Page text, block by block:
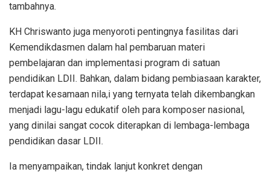
tambahnya.
KH Chriswanto juga menyoroti pentingnya fasilitas dari
Kemendikdasmen dalam hal pembaruan materi
pembelajaran dan implementasi program di satuan
pendidikan LDII. Bahkan, dalam bidang pembiasaan karakter,
terdapat kesamaan nila,i yang ternyata telah dikembangkan
menjadi lagu-lagu edukatif oleh para komposer nasional,
yang dinilai sangat cocok diterapkan di lembaga-lembaga
pendidikan dasar LDII.
Ia menyampaikan, tindak lanjut konkret dengan